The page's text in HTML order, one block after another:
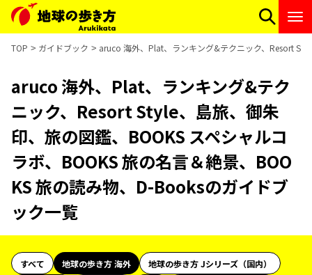
TOP ガイドブック aruco 海外、Plat、ランキング&テクニック、Resort
aruco 海外、Plat、ランキング&テク
ニック、Resort Style、島旅、御朱
印、旅の図鑑、BOOKS スペシャルコ
ラボ、BOOKS 旅の名言＆絶景、BOO
KS 旅の読み物、D-Booksのガイドブ
ック一覧
すべて 地球の歩き方 海外
地球の歩き方 Jシリーズ（国内）